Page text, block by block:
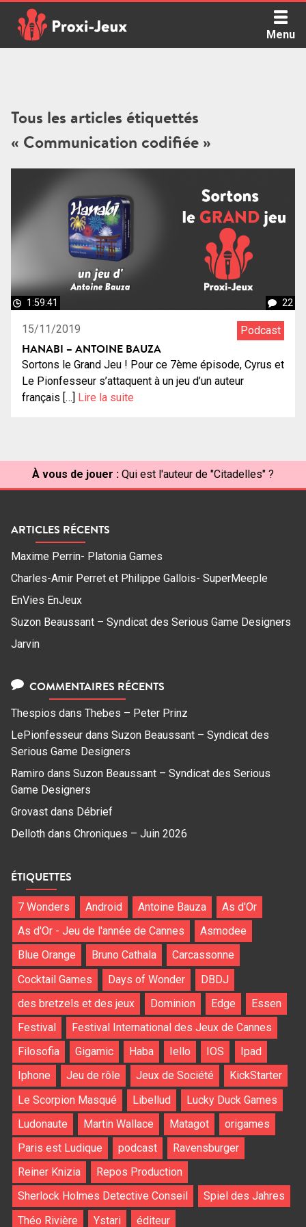
content
Menu
Tous les articles étiquettés
« Communication codifiée »
1:59:41 22
15/11/2019 Podcast
HANABI – ANTOINE BAUZA
Sortons le Grand Jeu ! Pour ce 7ème épisode, Cyrus et
Le Pionfesseur s’attaquent à un jeu d’un auteur
français […] Lire la suite
À vous de jouer : Qui est l'auteur de "Citadelles" ?
ARTICLES RÉCENTS
Maxime Perrin- Platonia Games
Charles-Amir Perret et Philippe Gallois- SuperMeeple
EnVies EnJeux
Suzon Beaussant – Syndicat des Serious Game Designers
Jarvin
COMMENTAIRES RÉCENTS
Thespios dans Thebes – Peter Prinz
LePionfesseur dans Suzon Beaussant – Syndicat des
Serious Game Designers
Ramiro dans Suzon Beaussant – Syndicat des Serious
Game Designers
Grovast dans Débrief
Delloth dans Chroniques – Juin 2026
ÉTIQUETTES
7 Wonders Android Antoine Bauza
As d'Or
As d'Or - Jeu de l'année de Cannes
Asmodee
Blue Orange
Bruno Cathala
Carcassonne
Cocktail Games
Days of Wonder
DBDJ
des bretzels et des jeux
Dominion Edge
Essen
Festival
Festival International des Jeux de Cannes
Filosofia
Gigamic Haba Iello IOS
Ipad
Iphone
Jeu de rôle Jeux de Société
KickStarter
Le Scorpion Masqué
Libellud
Lucky Duck Games
Ludonaute
Martin Wallace Matagot
origames
Paris est Ludique
podcast
Ravensburger
Reiner Knizia
Repos Production
Sherlock Holmes Detective Conseil
Spiel des Jahres
Théo Rivière
Ystari éditeur